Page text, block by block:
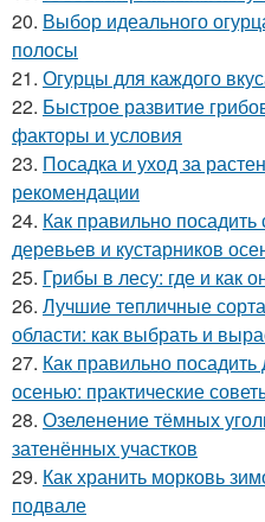
20. Выбор идеального
полосы
21. Огурцы для каждого
22. Быстрое развитие
факторы и условия
23. Посадка и уход за
рекомендации
24. Как правильно
деревьев и кустарников
25. Грибы в лесу: где и как
26. Лучшие тепличные
области: как выбрать и
27. Как правильно посадить
осенью: практические
28. Озеленение тёмных
затенённых участков
29. Как хранить морковь
подвале